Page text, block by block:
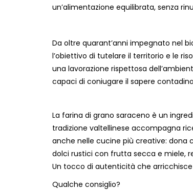
un’alimentazione equilibrata, senza
Da oltre quarant’anni impegnato nel
l’obiettivo di tutelare il territorio e le
una lavorazione rispettosa
capaci di coniugare il sapere
La farina di grano saraceno è un
tradizione valtellinese accompagna
anche nelle cucine più creative: dona
dolci rustici con frutta secca e miele,
Un tocco di autenticità che
Qualche consiglio?